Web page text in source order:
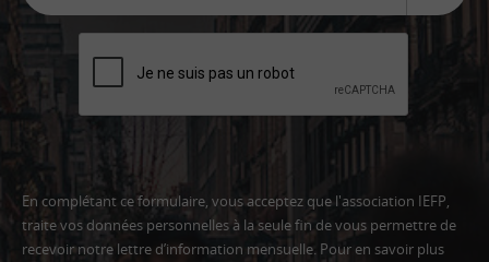
En complétant ce formulaire, vous acceptez que l'association IEFP,
traite vos données personnelles à la seule fin de vous permettre de
recevoir notre lettre d’information mensuelle. Pour en savoir plus